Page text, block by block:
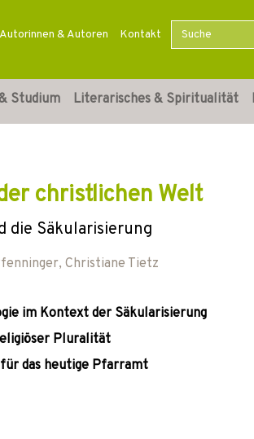
Autorinnen & Autoren Kontakt
Studium Literarisches & Spiritualität
christlichen Welt
die Säkularisierung
, Christiane Tietz
im Kontext der Säkularisierung
Pluralität
das heutige Pfarramt